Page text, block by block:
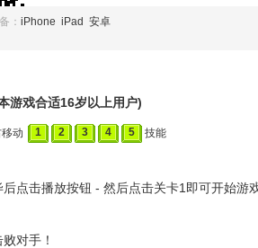
： iPhone iPad 安卓
游戏合适16岁以上用户)
动 1 2 3 4 5 技能
点击播放按钮 - 然后点击关卡1即可开始游
对手！